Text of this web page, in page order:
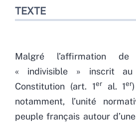
TEXTE
Malgré l’affirmation
« indivisible » inscrit
Constitution (art. 1eral. 1er
notamment, l’unité
peuple français autour